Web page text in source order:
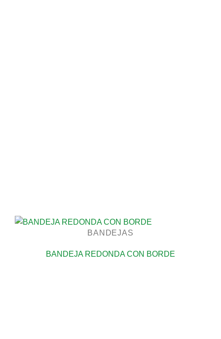
BANDEJAS
BANDEJA REDONDA CON BORDE